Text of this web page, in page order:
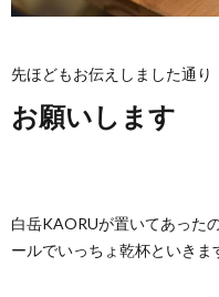
先ほどもお伝えしました通り
お願いします
白岳KAORUが置いてあった
ールでいっちょ乾杯といきま